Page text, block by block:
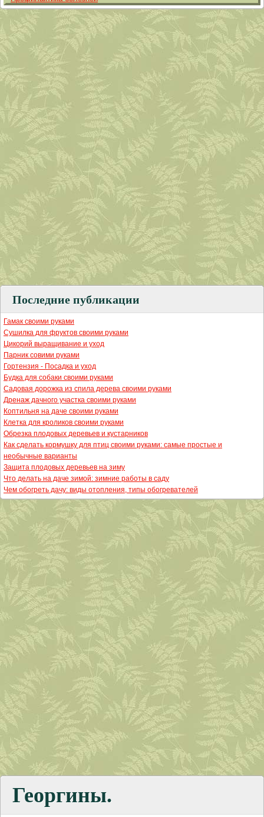
Последние публикации
Гамак своими руками
Сушилка для фруктов своими руками
Цикорий выращивание и уход
Парник совими руками
Гортензия - Посадка и уход
Будка для собаки своими руками
Садовая дорожка из спила дерева своими руками
Дренаж дачного участка своими руками
Коптильня на даче своими руками
Клетка для кроликов своими руками
Обрезка плодовых деревьев и кустарников
Как сделать кормушку для птиц своими руками: самые простые и
необычные варианты
Защита плодовых деревьев на зиму
Что делать на даче зимой: зимние работы в саду
Чем обогреть дачу: виды отопления, типы обогревателей
Георгины.